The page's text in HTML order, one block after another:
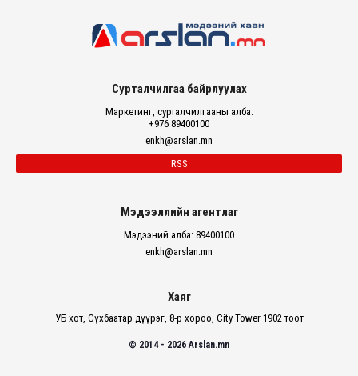
Сурталчилгаа байрлуулах
Маркетинг, сурталчилгааны алба:
+976 89400100
enkh@arslan.mn
RSS
Мэдээллийн агентлаг
Мэдээний алба: 89400100
enkh@arslan.mn
Хаяг
УБ хот, Сүхбаатар дүүрэг, 8-р хороо, City Tower 1902 тоот
© 2014 - 2026 Arslan.mn